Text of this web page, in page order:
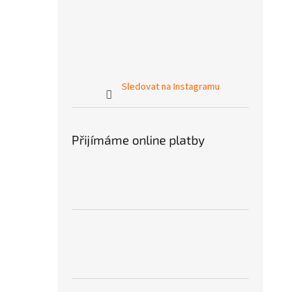
Sledovat na Instagramu
Přijímáme online platby